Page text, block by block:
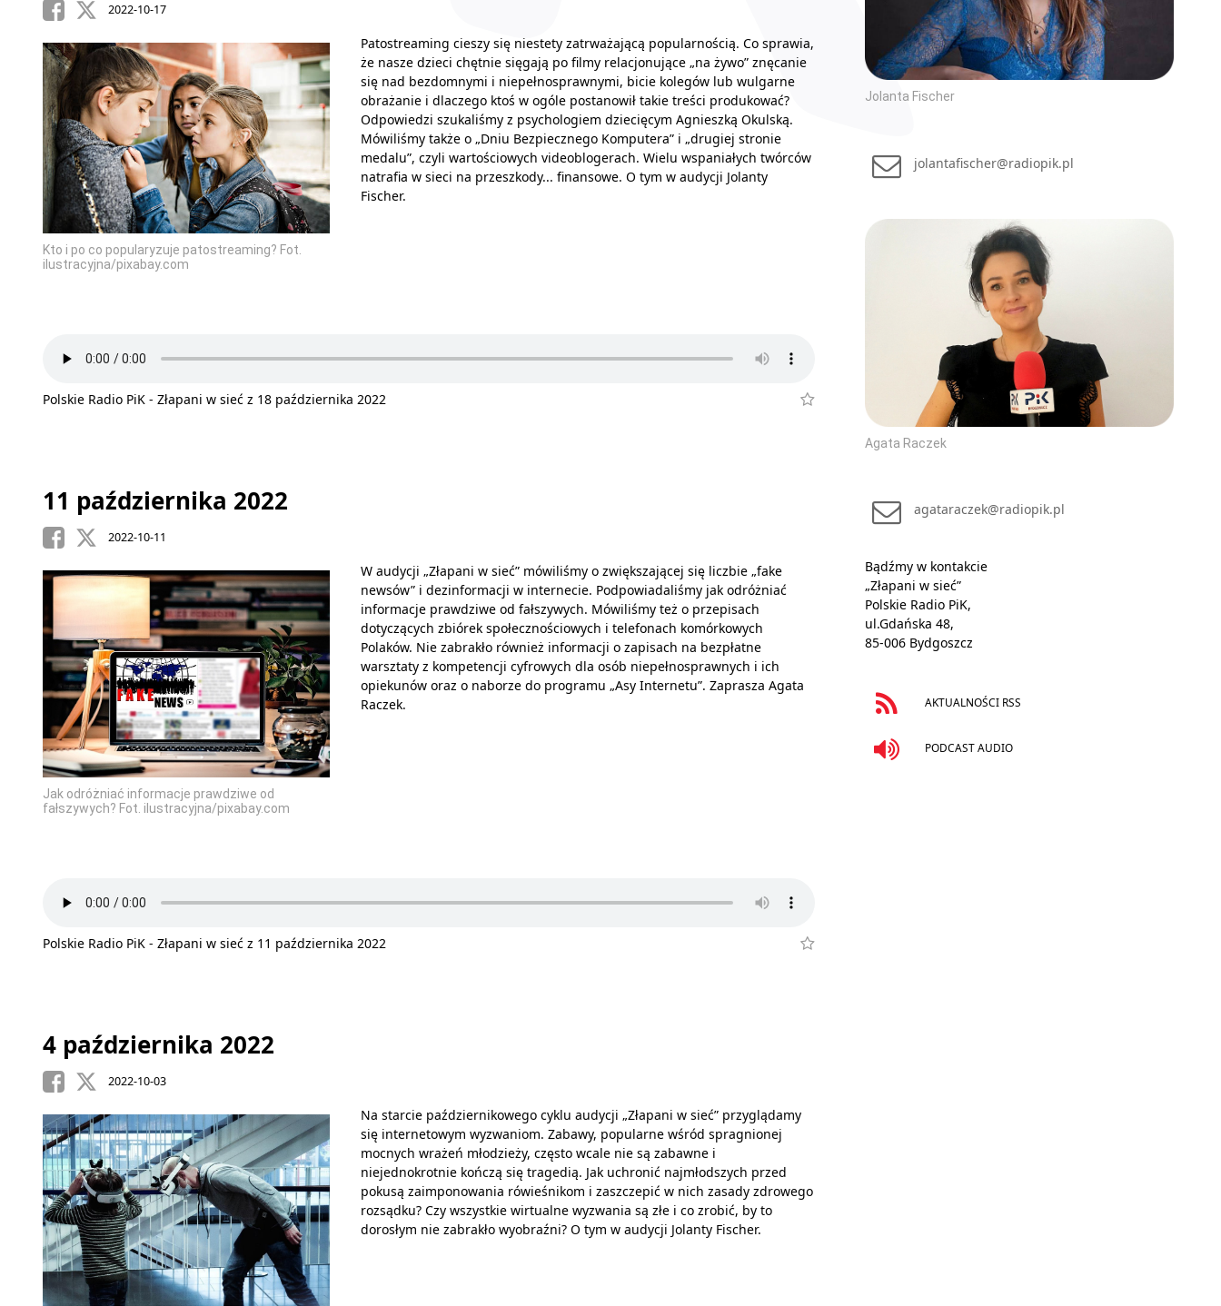
2022-10-17
Kto i po co popularyzuje patostreaming? Fot.
ilustracyjna/pixabay.com
Patostreaming cieszy się niestety zatrważającą popularnością. Co sprawia,
że nasze dzieci chętnie sięgają po filmy relacjonujące „na żywo” znęcanie
się nad bezdomnymi i niepełnosprawnymi, bicie kolegów lub wulgarne
obrażanie i dlaczego ktoś w ogóle postanowił takie treści produkować?
Odpowiedzi szukaliśmy z psychologiem dziecięcym Agnieszką Okulską.
Mówiliśmy także o „Dniu Bezpiecznego Komputera” i „drugiej stronie
medalu”, czyli wartościowych videoblogerach. Wielu wspaniałych twórców
natrafia w sieci na przeszkody... finansowe. O tym w audycji Jolanty
Fischer.
Polskie Radio PiK - Złapani w sieć z 18 października 2022
11 października 2022
2022-10-11
Jak odróżniać informacje prawdziwe od
fałszywych? Fot. ilustracyjna/pixabay.com
W audycji „Złapani w sieć” mówiliśmy o zwiększającej się liczbie „fake
newsów” i dezinformacji w internecie. Podpowiadaliśmy jak odróżniać
informacje prawdziwe od fałszywych. Mówiliśmy też o przepisach
dotyczących zbiórek społecznościowych i telefonach komórkowych
Polaków. Nie zabrakło również informacji o zapisach na bezpłatne
warsztaty z kompetencji cyfrowych dla osób niepełnosprawnych i ich
opiekunów oraz o naborze do programu „Asy Internetu”. Zaprasza Agata
Raczek.
Polskie Radio PiK - Złapani w sieć z 11 października 2022
4 października 2022
2022-10-03
Na starcie październikowego cyklu audycji „Złapani w sieć” przyglądamy
się internetowym wyzwaniom. Zabawy, popularne wśród spragnionej
mocnych wrażeń młodzieży, często wcale nie są zabawne i
niejednokrotnie kończą się tragedią. Jak uchronić najmłodszych przed
pokusą zaimponowania rówieśnikom i zaszczepić w nich zasady zdrowego
rozsądku? Czy wszystkie wirtualne wyzwania są złe i co zrobić, by to
dorosłym nie zabrakło wyobraźni? O tym w audycji Jolanty Fischer.
Jolanta Fischer
jolantafischer@radiopik.pl
Agata Raczek
agataraczek@radiopik.pl
Bądźmy w kontakcie
„Złapani w sieć”
Polskie Radio PiK,
ul.Gdańska 48,
85-006 Bydgoszcz
AKTUALNOŚCI RSS
PODCAST AUDIO